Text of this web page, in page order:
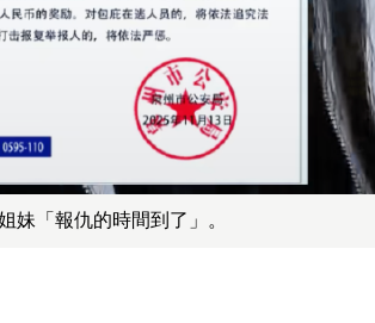
妹「報仇的時間到了」。